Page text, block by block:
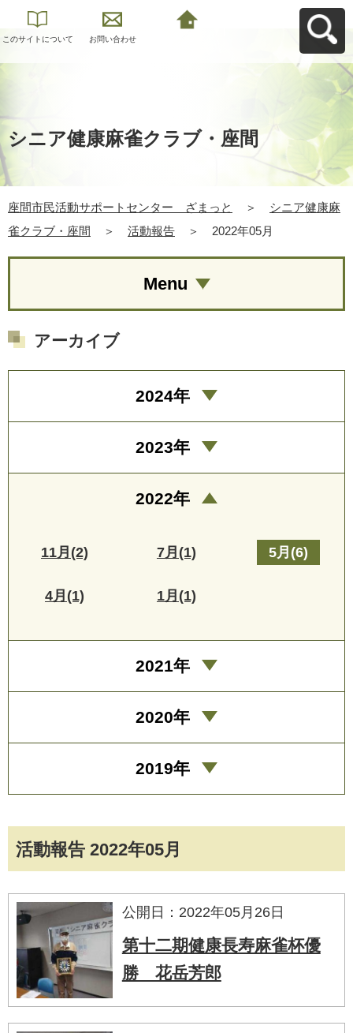
このサイトについて お問い合わせ
シニア健康麻雀クラブ・座間
座間市民活動サポートセンター ざまっと ＞
シニア健康麻
雀クラブ・座間
＞ 活動報告 ＞ 2022年05月
活動報告 2022年05月
公開日：2022年05月26日
第十二期健康長寿麻雀杯優
勝 花岳芳郎
Menu
アーカイブ
2024年
2023年
2022年
11月(2) 7月(1) 5月(6)
4月(1) 1月(1)
2021年
2020年
2019年